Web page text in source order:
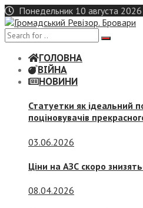
Skip
to
content
Понедельник 10 августа 2026
ГОЛОВНА
ВІЙНА
НОВИНИ
Статуетки як ідеальний
поціновувачів
03.06.2026
Ціни на АЗС скоро
08.04.2026